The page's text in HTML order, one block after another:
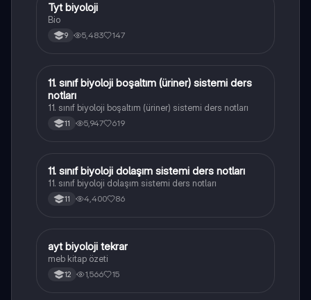
Biyoloji
Tyt biyoloji
Bio
9 5,483 147
Biyoloji
11. sınıf biyoloji boşaltım (üriner) sistemi ders
notları
11. sınıf biyoloji boşaltım (üriner) sistemi ders notları
11 5,947 619
Biyoloji
11. sınıf biyoloji dolaşım sistemi ders notları
11. sınıf biyoloji dolaşım sistemi ders notları
11 4,400 86
Biyoloji
ayt biyoloji tekrar
meb kitap özeti
12 1,566 15